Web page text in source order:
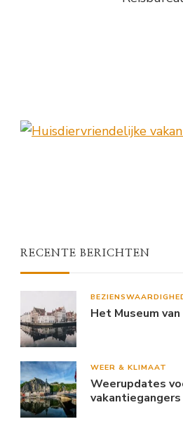
RECENTE BERICHTEN
Het Museum
WEER & KLIMAAT
Weerupdates
vakantiegangers